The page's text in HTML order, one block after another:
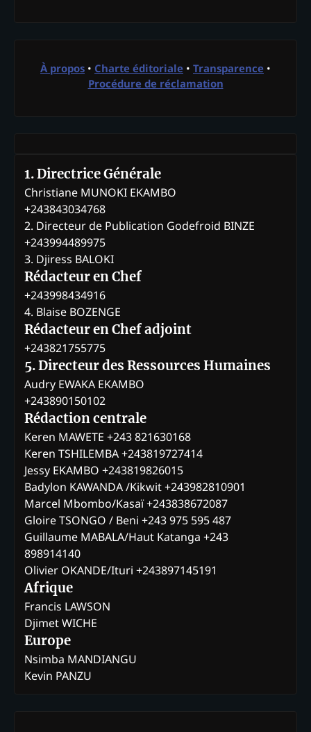
À propos • Charte éditoriale • Transparence •
Procédure de réclamation
1. Directrice Générale
Christiane MUNOKI EKAMBO
+243843034768
2. Directeur de Publication Godefroid BINZE
+243994489975
3. Djiress BALOKI
Rédacteur en Chef
+243998434916
4. Blaise BOZENGE
Rédacteur en Chef adjoint
+243821755775
5. Directeur des Ressources Humaines
Audry EWAKA EKAMBO
+243890150102
Rédaction centrale
Keren MAWETE +243 821630168
Keren TSHILEMBA +243819727414
Jessy EKAMBO +243819826015
Badylon KAWANDA /Kikwit +243982810901
Marcel Mbombo/Kasaï +243838672087
Gloire TSONGO / Beni +243 975 595 487
Guillaume MABALA/Haut Katanga +243
898914140
Olivier OKANDE/Ituri +243897145191
Afrique
Francis LAWSON
Djimet WICHE
Europe
Nsimba MANDIANGU
Kevin PANZU